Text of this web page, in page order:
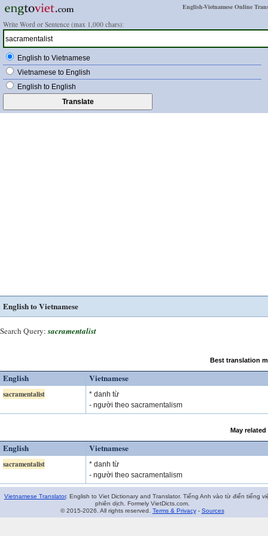
English-Vietnamese Online
Write Word or Sentence (max 1,000 chars):
English to Vietnamese
Vietnamese to English
English to English
English to Vietnamese
Search Query: sacramentalist
Best translation
English Vietnamese
sacramentalist
* danh từ
- người theo sacramentalism
May
English Vietnamese
sacramentalist
* danh từ
- người theo sacramentalism
Vietnamese Translator. English to Viet Dictionary and Translator. Tiếng Anh vào từ điển tiếng
phiên dịch. Formely VietDicts.com.
© 2015-2026. All rights reserved. Terms & Privacy- Sources